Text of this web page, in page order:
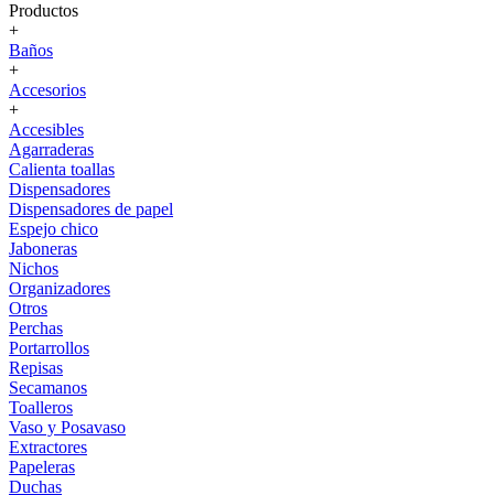
Productos
+
Baños
+
Accesorios
+
Accesibles
Agarraderas
Calienta toallas
Dispensadores
Dispensadores de papel
Espejo chico
Jaboneras
Nichos
Organizadores
Otros
Perchas
Portarrollos
Repisas
Secamanos
Toalleros
Vaso y Posavaso
Extractores
Papeleras
Duchas